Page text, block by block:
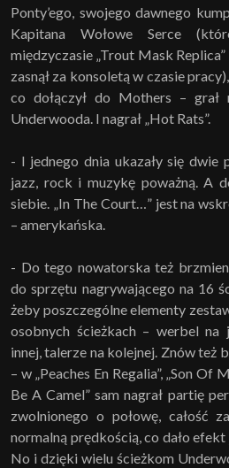
Ponty’ego, swojego dawnego
Kapitana Wołowe Serce
międzyczasie „Trout Mask Replica”
zasnął za konsoletą w czasie
co dołączył do Mothers – grał
Underwooda. I nagrał „Hot Rats”.
- I jednego dnia ukazały się dwie
jazz, rock i muzykę poważną. A
siebie. „In The Court…” jest na
– amerykańska.
- Do tego nowatorska też
do sprzętu nagrywającego na 16
żeby poszczególne elementy
osobnych ścieżkach – werbel na
innej, talerze na kolejnej. Znów też
– w „Peaches En Regalia”, „Son Of
Be A Camel” sam nagrał partię
zwolnionego o połowę, całość
normalną prędkością, co dało
No i dzięki wielu ścieżkom